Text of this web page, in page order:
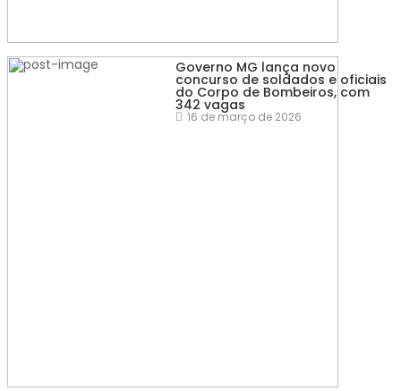
Governo MG lança novo
concurso de soldados e oficiais
do Corpo de Bombeiros, com
342 vagas
16 de março de 2026